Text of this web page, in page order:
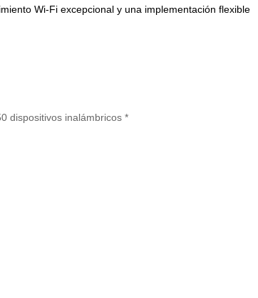
Wi-Fi excepcional y una implementación flexible
dispositivos inalámbricos *